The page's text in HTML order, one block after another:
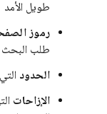
طويل الأمد
رموز
طلب
الحدود
الإزاحات